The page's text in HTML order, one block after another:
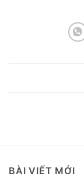
BÀI VIẾT MỚI